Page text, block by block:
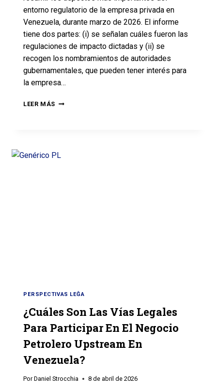
entorno regulatorio de la empresa privada en
Venezuela, durante marzo de 2026. El informe
tiene dos partes: (i) se señalan cuáles fueron las
regulaciones de impacto dictadas y (ii) se
recogen los nombramientos de autoridades
gubernamentales, que pueden tener interés para
la empresa…
LEER MÁS
PERSPECTIVAS LEĜA
¿Cuáles Son Las Vías Legales
Para Participar En El Negocio
Petrolero Upstream En
Venezuela?
Por Daniel Strocchia 8 de abril de 2026